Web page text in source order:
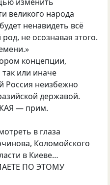
великого народа
ненавидеть всё
не осознавая этого.
концепции,
так или иначе
Россия неизбежно
державой.
— прим.
в глаза
Коломойского
в Киеве…
ПО ЭТОМУ